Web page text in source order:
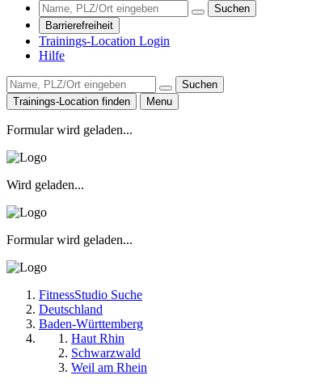
Suchen
Barrierefreiheit
Trainings-Location Login
Hilfe
Suchen
Trainings-Location finden
Menu
Formular wird geladen...
Wird geladen...
Formular wird geladen...
FitnessStudio Suche
Deutschland
Baden-Württemberg
Haut Rhin
Schwarzwald
Weil am Rhein